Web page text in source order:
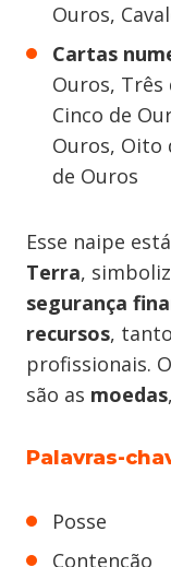
Ouros,
Cartas
Ouros, Três
Cinco de
Ouros, Oito
de Ouros
Esse naipe
Terra,
segurança
recursos,
profissionais.
são as moedas,
Palavras-
Posse
Contenção